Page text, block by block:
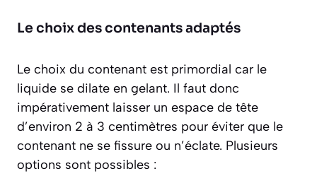
Le choix des contenants adaptés
Le choix du contenant est primordial car le
liquide se dilate en gelant. Il faut donc
impérativement laisser un espace de tête
d’environ 2 à 3 centimètres pour éviter que le
contenant ne se fissure ou n’éclate. Plusieurs
options sont possibles :